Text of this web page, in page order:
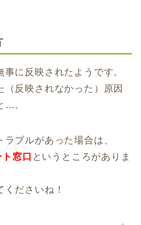
に反映されたようです。
反映されなかった）原因
…。
ブルがあった場合は、
窓口 というところがありま
ださいね！